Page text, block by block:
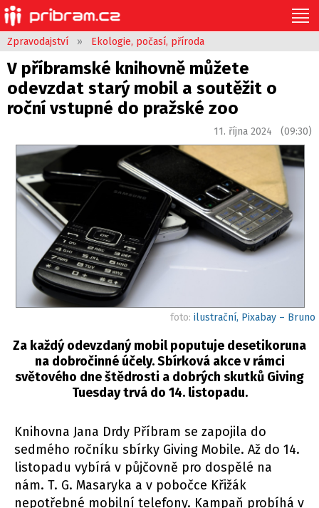
Zpravodajství » Ekologie, počasí, příroda
V příbramské knihovně můžete
odevzdat starý mobil a soutěžit o
roční vstupné do pražské zoo
11. října 2024 (09:30)
foto: ilustrační, Pixabay – Bruno
Za každý odevzdaný mobil poputuje desetikoruna
na dobročinné účely. Sbírková akce v rámci
světového dne štědrosti a dobrých skutků Giving
Tuesday trvá do 14. listopadu.
Knihovna Jana Drdy Příbram se zapojila do
sedmého ročníku sbírky Giving Mobile. Až do 14.
listopadu vybírá v půjčovně pro dospělé na
nám. T. G. Masaryka a v pobočce Křižák
nepotřebné mobilní telefony. Kampaň probíhá v